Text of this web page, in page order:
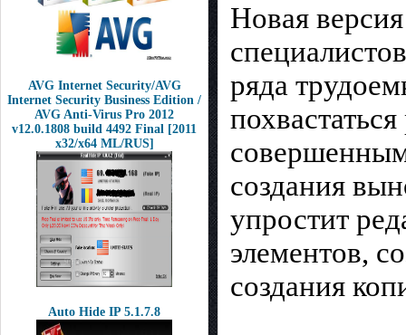
AVG Internet Security/AVG
Internet Security Business Edition /
AVG Anti-Virus Pro 2012
v12.0.1808 build 4492 Final [2011
x32/x64 ML/RUS]
Auto Hide IP 5.1.7.8
Новая
ряда
создания
упростит
элементов,
создания